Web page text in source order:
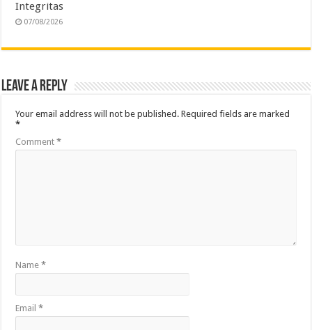
Integritas
07/08/2026
Leave a Reply
Your email address will not be published. Required fields are marked
*
Comment*
Name*
Email*